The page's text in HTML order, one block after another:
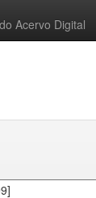
Acervo Digital